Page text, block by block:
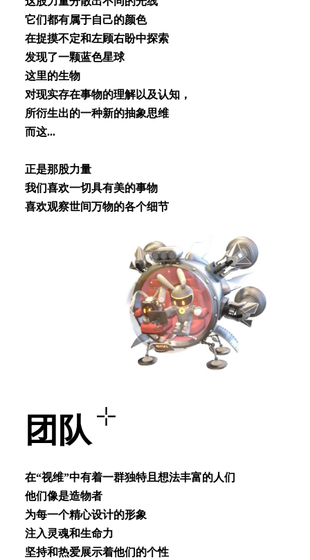
它们都有属于⾃⼰的颜⾊
在捉摸不定和左顾右盼中探索
发现了⼀颗蓝⾊星球
这⾥的⽣物
对现实存在事物的理解以及认知，
所衍⽣出的⼀种新的抽象思维
⽽这...
正是那股⼒量
我们喜欢⼀切具有美的事物
喜欢观察世间万物的各个细节
团队
在“视维”中有着⼀群独特且想法丰富的⼈们
他们像是造物者
为每⼀个精⼼设计的形象
注⼊灵魂和⽣命⼒
坚持和热爱展⽰着他们的个性